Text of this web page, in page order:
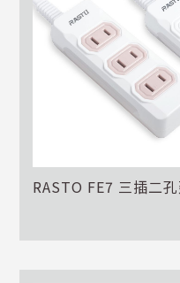
RASTO FE7 三插二